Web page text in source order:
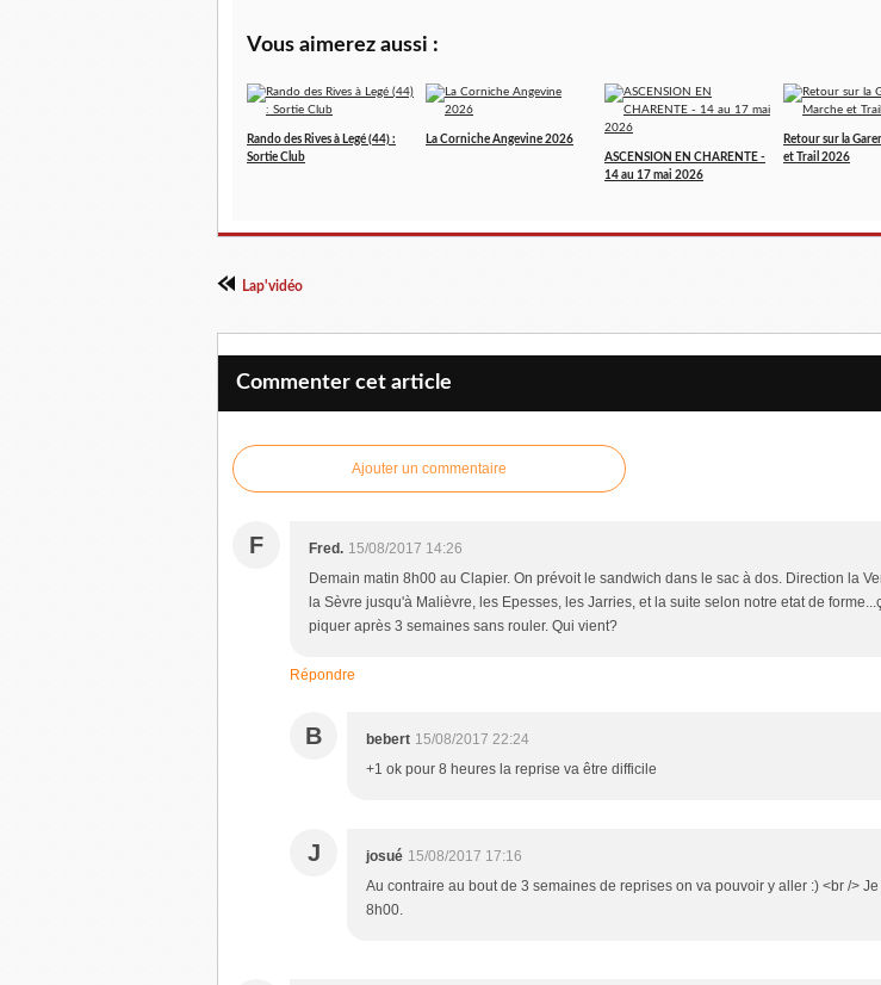
Vous aimerez aussi :
Rando des Rives à Legé (44) :
Sortie Club
La Corniche Angevine 2026
ASCENSION EN CHARENTE -
14 au 17 mai 2026
Retour sur la
et Trail 2026
Lap'vidéo
Commenter cet article
Ajouter un commentaire
F Fred. 15/08/2017 14:26
Demain matin 8h00 au Clapier. On prévoit le sandwich dans le sac à dos. Direction la
la Sèvre jusqu'à Malièvre, les Epesses, les Jarries, et la suite selon notre etat de
piquer après 3 semaines sans rouler. Qui vient?
Répondre
B bebert 15/08/2017 22:24
+1 ok pour 8 heures la reprise va être difficile
J josué 15/08/2017 17:16
Au contraire au bout de 3 semaines de reprises on va pouvoir y aller :) <br />
8h00.